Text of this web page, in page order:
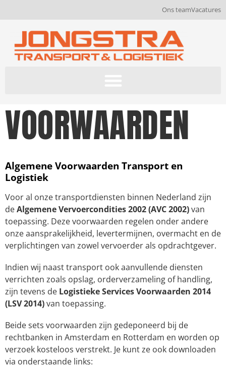
Ons teamVacatures
VOORWAARDEN
Algemene Voorwaarden Transport en
Logistiek
Voor al onze transportdiensten binnen Nederland zijn
deAlgemene Vervoercondities 2002 (AVC 2002)van
toepassing. Deze voorwaarden regelen onder andere
onze aansprakelijkheid, levertermijnen, overmacht en de
verplichtingen van zowel vervoerder als opdrachtgever.
Indien wij naast transport ook aanvullende diensten
verrichten zoals opslag, orderverzameling of handling,
zijn tevens de Logistieke Services Voorwaarden 2014
(LSV 2014)van toepassing.
Beide sets voorwaarden zijn gedeponeerd bij de
rechtbanken in Amsterdam en Rotterdam en worden op
verzoek kosteloos verstrekt. Je kunt ze ook downloaden
via onderstaande links: